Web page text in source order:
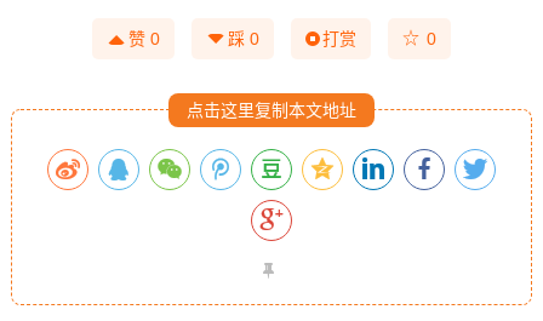
赞 0 踩 0 打赏 ☆ 0
点击这里复制本文地址